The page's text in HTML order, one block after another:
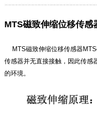
MTS磁致伸缩位移传感
MTS磁致伸缩位移传感器MTS
传感器并无直接接触，因此传感
的环境。